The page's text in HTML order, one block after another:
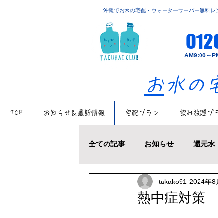
沖縄でお水の宅配・ウォーターサーバー無料
​AM9:00～
​お水
TOP お知らせ＆最新情報 宅配プラン 飲み放題プ
全ての記事 お知らせ 還元水
お水の話題 キャンペーン
熱中症対策
takako91 2024年8